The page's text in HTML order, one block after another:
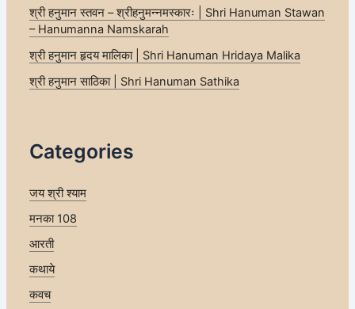
श्री हनुमान स्तवन – श्रीहनुमन्नमस्कारः | Shri Hanuman Stawan
– Hanumanna Namskarah
श्री हनुमान हृदय मालिका | Shri Hanuman Hridaya Malika
श्री हनुमान साठिका | Shri Hanuman Sathika
Categories
जय श्री श्याम
मनका 108
आरती
कथाये
कवच